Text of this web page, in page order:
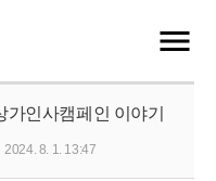
가인사캠페인 이야기
2024. 8. 1. 13:47